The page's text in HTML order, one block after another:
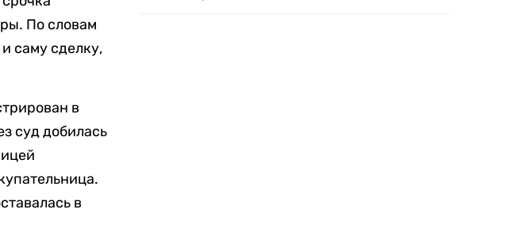
По словам
саму сделку,
в
суд добилась
в